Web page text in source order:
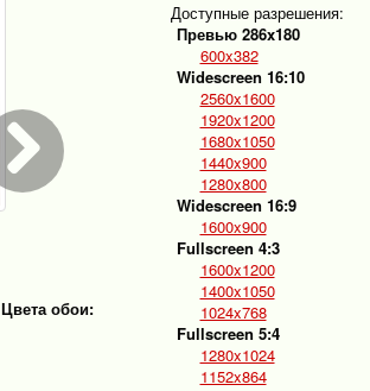
Цвета обои:
Доступные разрешения:
Превью 286x180
600x382
Widescreen 16:10
2560x1600
1920x1200
1680x1050
1440x900
1280x800
Widescreen 16:9
1600x900
Fullscreen 4:3
1600x1200
1400x1050
1024x768
Fullscreen 5:4
1280x1024
1152x864